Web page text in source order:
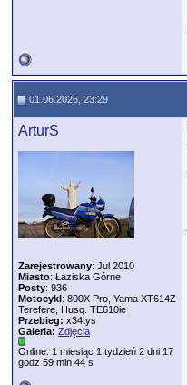
01.06.2026, 23:29
ArturS
Zarejestrowany: Jul 2010
Miasto: Łaziska Górne
Posty: 936
Motocykl: 800X Pro, Yama XT614Z
Terefere, Husq. TE610ie
Przebieg: x34tys
Galeria: Zdjęcia
Online: 1 miesiąc 1 tydzień 2 dni 17
godz 59 min 44 s